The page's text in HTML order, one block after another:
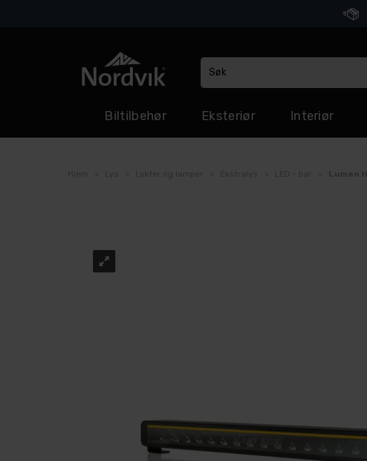
Biltilbehør Eksteriør Interiør